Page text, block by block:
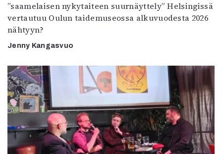
”saamelaisen nykytaiteen suurnäyttely” Helsingissä
vertautuu Oulun taidemuseossa alkuvuodesta 2026
nähtyyn?
Jenny Kangasvuo